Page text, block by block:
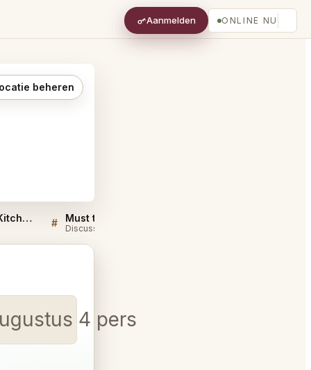
Aanmelden ONLINE NU
beheren
Sellers QA for Goofy's Kitchen Anaheim # Discussie
4 personen 7 uur '